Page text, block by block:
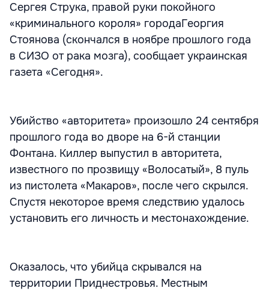
Сергея Струка, правой руки покойного
«криминального короля» городаГеоргия
Стоянова (скончался в ноябре прошлого года
в СИЗО от рака мозга), сообщает украинская
газета «Сегодня».
Убийство «авторитета» произошло 24 сентября
прошлого года во дворе на 6-й станции
Фонтана. Киллер выпустил в авторитета,
известного по прозвищу «Волосатый», 8 пуль
из пистолета «Макаров», после чего скрылся.
Спустя некоторое время следствию удалось
установить его личность и местонахождение.
Оказалось, что убийца скрывался на
территории Приднестровья. Местным